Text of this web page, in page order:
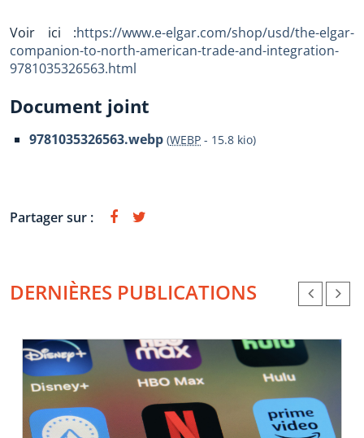
Voir ici :https://www.e-elgar.com/shop/usd/the-elgar-
companion-to-north-american-trade-and-integration-
9781035326563.html
Document joint
9781035326563.webp (WEBP - 15.8 kio)
Partager sur :
DERNIÈRES PUBLICATIONS